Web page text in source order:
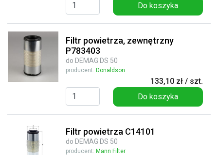
Do koszyka
Filtr powietrza, zewnętrzny
P783403
do DEMAG DS 50
producent: Donaldson
133,10 zł / szt.
Do koszyka
Filtr powietrza C14101
do DEMAG DS 50
producent: Mann Filter